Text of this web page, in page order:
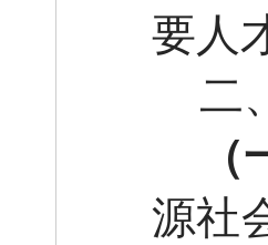
要人
二
源社